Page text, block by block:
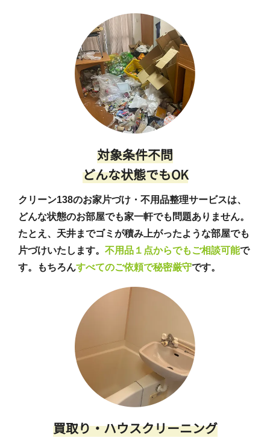
対象条件不問
どんな状態でもOK
クリーン138のお家片づけ・不用品整理サービスは、
どんな状態のお部屋でも家一軒でも問題ありません。
たとえ、天井までゴミが積み上がったような部屋でも
片づけいたします。 不用品１点からでもご相談可能で
す。もちろんすべてのご依頼で秘密厳守です。
買取り・ハウスクリーニング